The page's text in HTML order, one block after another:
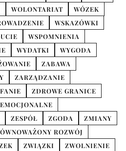
WOLONTARIAT
WÓZEK
WSKAZÓWKI
WSPOMNIENIA
WYDATKI
WYGODA
ZABAWA
ZARZĄDZANIE
ZDROWE GRANICE
ZESPÓŁ ZGODA
ZMIANY
ROZWÓJ
ZWIĄZKI
ZWOLNIENIE